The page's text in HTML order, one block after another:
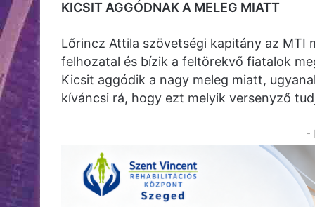
KICSIT AGGÓDNAK A MELEG MIATT
Lőrincz Attila szövetségi kapitány az MTI
felhozatal és bízik a feltörekvő fiatalok
Kicsit aggódik a nagy meleg miatt,
kíváncsi rá, hogy ezt melyik versenyző
-